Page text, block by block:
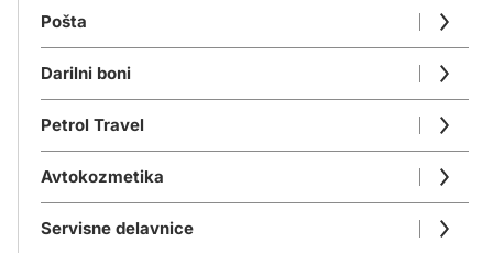
Pošta
Darilni boni
Petrol Travel
Avtokozmetika
Servisne delavnice